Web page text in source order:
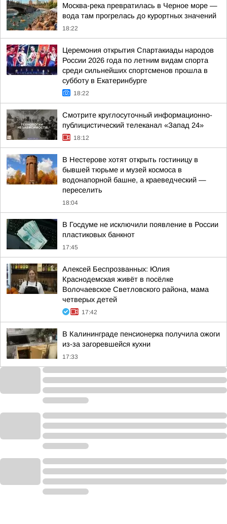
Москва-река превратилась в Черное море —
вода там прогрелась до курортных значений
18:22
Церемония открытия Спартакиады народов
России 2026 года по летним видам спорта
среди сильнейших спортсменов прошла в
субботу в Екатеринбурге
18:22
Смотрите круглосуточный информационно-
публицистический телеканал «Запад 24»
18:12
В Нестерове хотят открыть гостиницу в
бывшей тюрьме и музей космоса в
водонапорной башне, а краеведческий —
переселить
18:04
В Госдуме не исключили появление в России
пластиковых банкнот
17:45
Алексей Беспрозванных: Юлия
Краснодемская живёт в посёлке
Волочаевское Светловского района, мама
четверых детей
17:42
В Калининграде пенсионерка получила ожоги
из-за загоревшейся кухни
17:33